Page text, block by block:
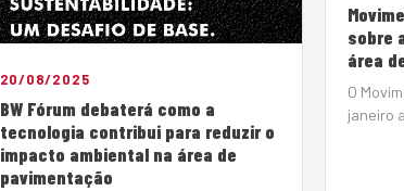
20/08/2025
BW Fórum debaterá como a
tecnologia contribui para reduzir o
impacto ambiental na área de
pavimentação
sobre
área
O
janeiro